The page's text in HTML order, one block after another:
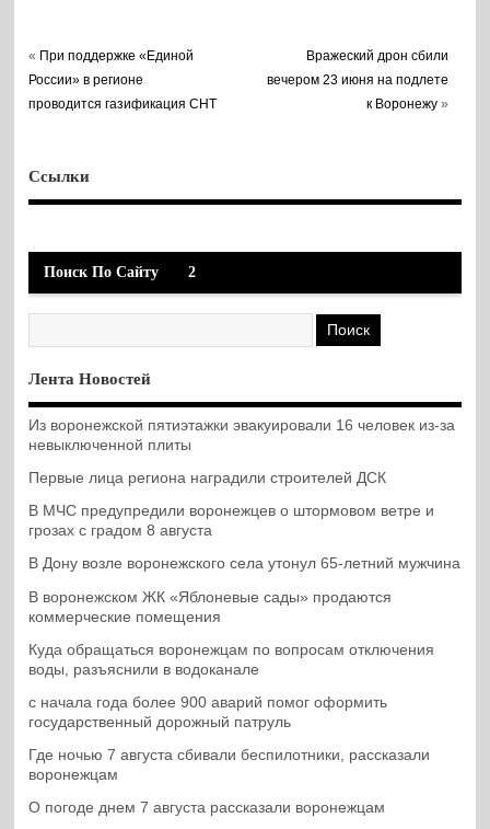
« При поддержке «Единой
России» в регионе
проводится газификация СНТ
Вражеский дрон сбили
вечером 23 июня на подлете
к Воронежу »
Ссылки
Поиск По Сайту 2
Лента Новостей
Из воронежской пятиэтажки эвакуировали 16 человек из-за
невыключенной плиты
Первые лица региона наградили строителей ДСК
В МЧС предупредили воронежцев о штормовом ветре и
грозах с градом 8 августа
В Дону возле воронежского села утонул 65-летний мужчина
В воронежском ЖК «Яблоневые сады» продаются
коммерческие помещения
Куда обращаться воронежцам по вопросам отключения
воды, разъяснили в водоканале
с начала года более 900 аварий помог оформить
государственный дорожный патруль
Где ночью 7 августа сбивали беспилотники, рассказали
воронежцам
О погоде днем 7 августа рассказали воронежцам